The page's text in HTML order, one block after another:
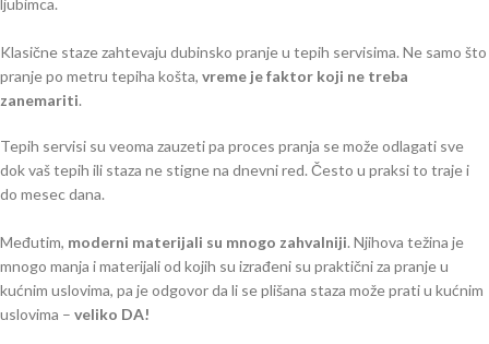
ljubimca.
Klasične staze zahtevaju dubinsko pranje u tepih servisima. Ne samo što
pranje po metru tepiha košta, vreme je faktor koji ne treba
zanemariti.
Tepih servisi su veoma zauzeti pa proces pranja se može odlagati sve
dok vaš tepih ili staza ne stigne na dnevni red. Često u praksi to traje i
do mesec dana.
Međutim, moderni materijali su mnogo zahvalniji. Njihova težina je
mnogo manja i materijali od kojih su izrađeni su praktični za pranje u
kućnim uslovima, pa je odgovor da li se plišana staza može prati u kućnim
uslovima – veliko DA!